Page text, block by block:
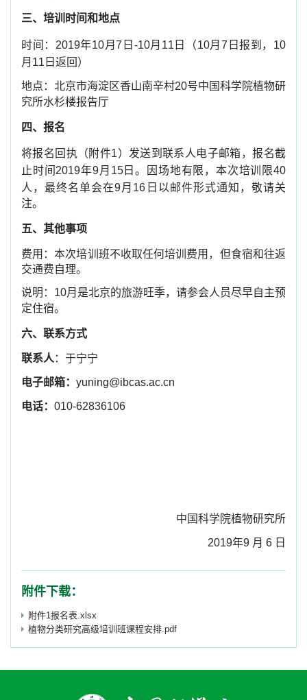
三、培训时间和地点
时间： 2019年10月7 日 -10月 11 日（10月 7 日报到， 10
月 11 日返回）
地点：北京市海淀区香山南辛村20号中国科学院植物研
究所水杉楼报告厅
四、报名
将报名回执（附件1）发送到联系人电子邮箱，报名截
止时间 2019年9月 15日。因场地有限，本次培训限40
人，最终名单会在9月 16 日以邮件形式通知，敬请关
注。
五、其他事项
费用：本次培训班不收取任何培训费用，但食宿和往返
交通费自理。
说明： 10月是北京的旅游旺季，请参会人员尽早自主预
定住宿。
六、联系方式
联系人 ：于宁宁
电子邮箱： yuning@ibcas.ac.cn
电话： 010-62836106
中国科学院植物研究所
2019年9 月 6 日
附件下载：
附件1报名表.xlsx
植物分类研究高级培训班课程安排.pdf